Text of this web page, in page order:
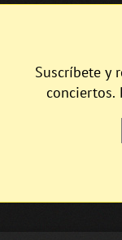
Suscríbete y
conciertos.